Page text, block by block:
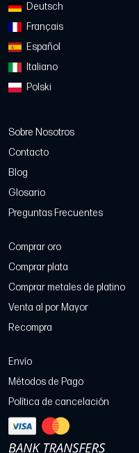
Deutsch
Français
Español
Italiano
Polski
Sobre Nosotros
Contacto
Blog
Glosario
Preguntas Frecuentes
Comprar oro
Comprar plata
Comprar metales de platino
Venta al por Mayor
Recompra
Envío
Métodos de Pago
Política de cancelación